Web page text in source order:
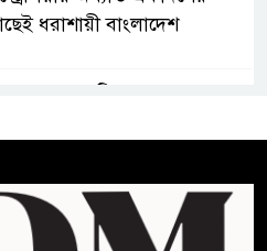
ধরাশায়ী বাংলাদেশ
৪০ কোটি ডলারের ‘বলরুম
হাসিনার বক্তব্যে ভারতের
নেই : রণধীর জয়সওয়াল